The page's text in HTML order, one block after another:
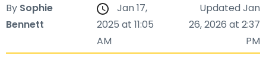
By Sophie
Bennett
Jan 17,
2025 at 11:05
AM
Updated Jan
26, 2026 at 2:37
PM